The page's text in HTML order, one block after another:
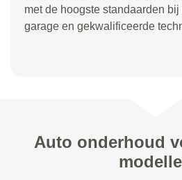
met de hoogste standaarden
garage en gekwalificeerde
Auto onderhoud